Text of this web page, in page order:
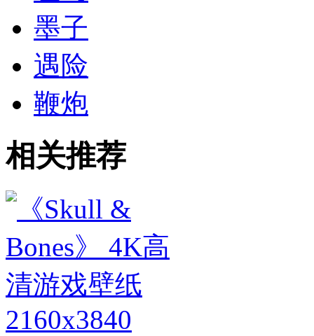
墨子
遇险
鞭炮
相关推荐
2160x3840